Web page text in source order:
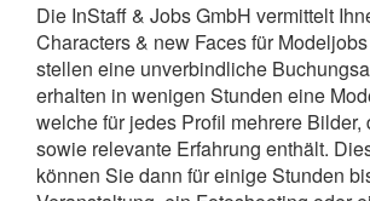
Die InStaff & Jobs GmbH vermittelt
Characters & new Faces für
stellen eine unverbindliche
erhalten in wenigen Stunden eine
welche für jedes Profil mehrere
sowie relevante Erfahrung enthält.
können Sie dann für einige Stunden